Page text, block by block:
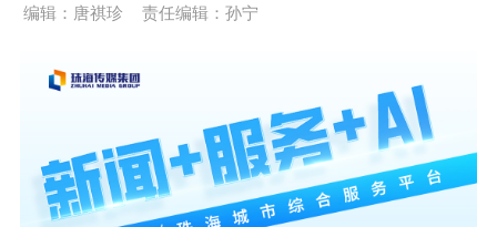
编辑：唐祺珍
责任编辑：孙宁